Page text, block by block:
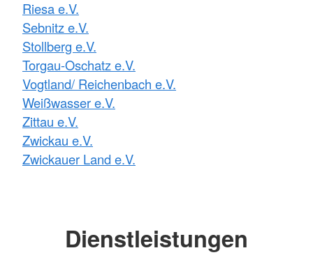
Riesa e.V.
Sebnitz e.V.
Stollberg e.V.
Torgau-Oschatz e.V.
Vogtland/ Reichenbach e.V.
Weißwasser e.V.
Zittau e.V.
Zwickau e.V.
Zwickauer Land e.V.
Dienstleistungen